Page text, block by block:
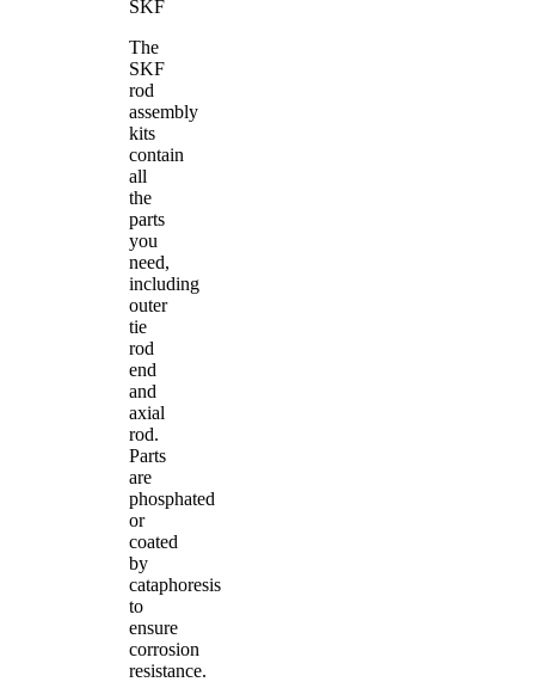
SKF
The
SKF
rod
assembly
kits
contain
all
the
parts
you
need,
including
outer
tie
rod
end
and
axial
rod.
Parts
are
phosphated
or
coated
by
cataphoresis
to
ensure
corrosion
resistance.